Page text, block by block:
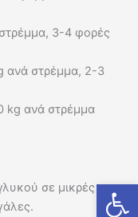
3-4 φορές
ανά στρέμμα, 2-3
kg ανά στρέμμα
σε μικρές